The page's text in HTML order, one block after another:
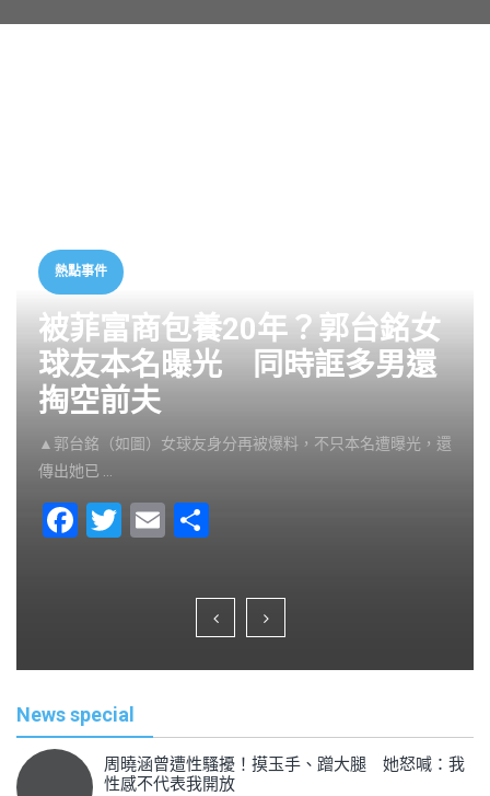
熱點事件
被菲富商包養20年？郭台銘女
球友本名曝光 同時誆多男還
掏空前夫
▲郭台銘（如圖）女球友身分再被爆料，不只本名遭曝光，還
傳出她已 …
F
b
o
k
T
E
ar
e
News special
周曉涵曾遭性騷擾！摸玉手、蹭大腿 她怒喊：我
性感不代表我開放